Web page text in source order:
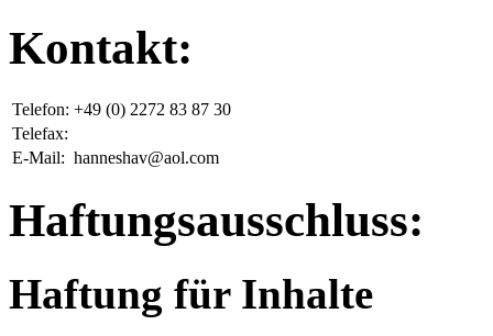
Kontakt:
Telefon: +49 (0) 2272 83 87 30
Telefax:
E-Mail: hanneshav@aol.com
Haftungsausschluss:
Haftung für Inhalte